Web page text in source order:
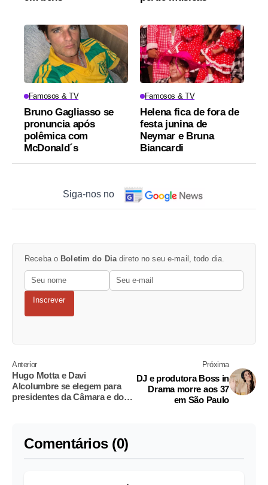
Famosos & TV
Bruno Gagliasso se
pronuncia após
polêmica com
McDonald´s
Famosos & TV
Helena fica de fora de
festa junina de
Neymar e Bruna
Biancardi
Siga-nos no
Receba o Boletim do Diadireto no seu e-mail, todo dia.
Inscrever
Anterior
Hugo Motta e Davi
Alcolumbre se elegem para
presidentes da Câmara e do
Folha
Próxima
DJ e produtora Boss in
Drama morre aos 37
em São Paulo
Comentários (0)